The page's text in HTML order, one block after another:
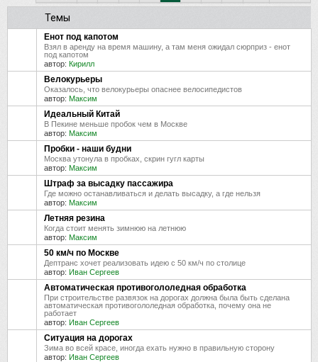
Темы
Енот под капотом
Взял в аренду на время машину, а там меня ожидал сюрприз - енот
под капотом
автор: Кирилл
Велокурьеры
Оказалось, что велокурьеры опаснее велосипедистов
автор: Максим
Идеальный Китай
В Пекине меньше пробок чем в Москве
автор: Максим
Пробки - наши будни
Москва утонула в пробках, скрин гугл карты
автор: Максим
Штраф за высадку пассажира
Где можно останавливаться и делать высадку, а где нельзя
автор: Максим
Летняя резина
Когда стоит менять зимнюю на летнюю
автор: Максим
50 км/ч по Москве
Дептранс хочет реализовать идею с 50 км/ч по столице
автор: Иван Сергеев
Автоматическая противогололедная обработка
При строительстве развязок на дорогах должна была быть сделана
автоматическая противогололедная обработка, почему она не
работает
автор: Иван Сергеев
Ситуация на дорогах
Зима во всей красе, иногда ехать нужно в правильную сторону
автор: Иван Сергеев